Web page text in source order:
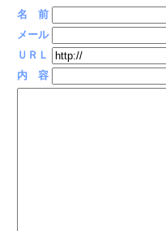
名 前
メール
ＵＲＬ
内 容